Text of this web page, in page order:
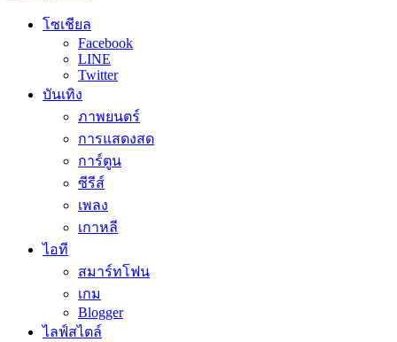
โซเชียล
Facebook
LINE
Twitter
บันเทิง
ภาพยนตร์
การแสดงสด
การ์ตูน
ซีรีส์
เพลง
เกาหลี
ไอที
สมาร์ทโฟน
เกม
Blogger
ไลฟ์สไตล์